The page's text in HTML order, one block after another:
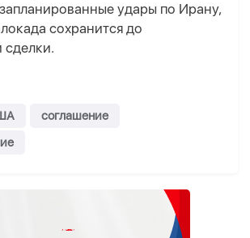
удары по Ирану,
сохранится до
сделки.
соглашение